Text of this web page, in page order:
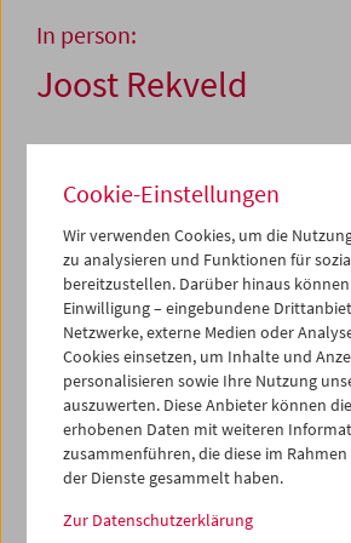
In person:
Joost Rekveld
tritt die Klarheit und Logik der
des emotionalen ­Gestus. Dass seine
ausgereiften Arbeiten auch visuell
müssen, wird er in seiner Lecture zur
erläutern. Die Farben und Formen in
Filmkünstlern wie Paul Sharits, Jordan
Whitney haben ihn angeregt, selbst
zu beginnen. Wie seine Vorbilder
chromatische“ Erlebnisse, die nach
entstehen und mathematischen
Cookie-Einstellungen
Wir verwenden Cookies, um die
zu analysieren und Funktionen für
bereitzustellen. Darüber hinaus
Einwilligung – eingebundene
Netzwerke, externe Medien oder
Cookies einsetzen, um Inhalte und
personalisieren sowie Ihre Nutzung
auszuwerten. Diese Anbieter können
erhobenen Daten mit weiteren
zusammenführen, die diese im
der Dienste gesammelt haben.
Zur Datenschutzerklärung